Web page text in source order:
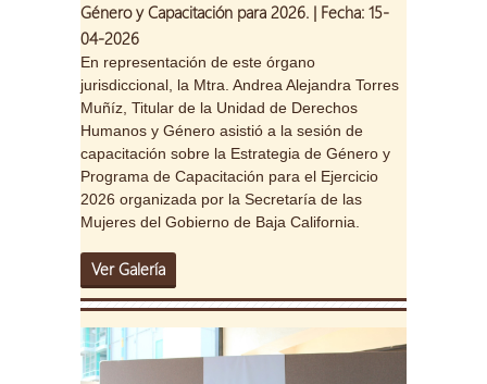
Género y Capacitación para 2026. | Fecha: 15-
04-2026
En representación de este órgano
jurisdiccional, la Mtra. Andrea Alejandra Torres
Muñíz, Titular de la Unidad de Derechos
Humanos y Género asistió a la sesión de
capacitación sobre la Estrategia de Género y
Programa de Capacitación para el Ejercicio
2026 organizada por la Secretaría de las
Mujeres del Gobierno de Baja California.
Ver Galería